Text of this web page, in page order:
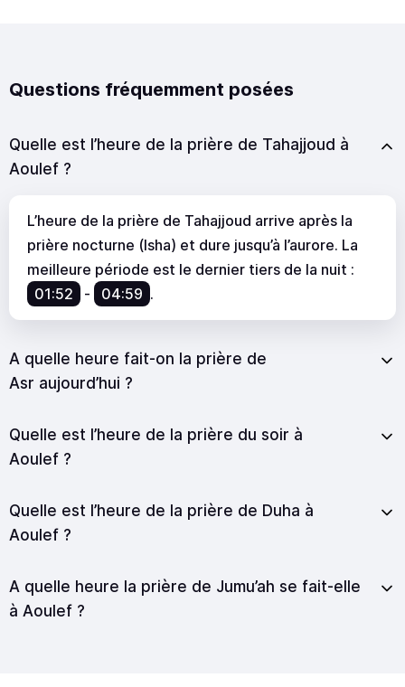
Questions fréquemment posées
Quelle est l’heure de la prière de Tahajjoud à
Aoulef ?
L’heure de la prière de Tahajjoud arrive après la
prière nocturne (Isha) et dure jusqu’à l’aurore. La
meilleure période est le dernier tiers de la nuit :
01:52
- 04:59 .
A quelle heure fait-on la prière de
Asr aujourd’hui ?
Quelle est l’heure de la prière du soir à
Aoulef ?
Quelle est l’heure de la prière de Duha à
Aoulef ?
A quelle heure la prière de Jumu’ah se fait-elle
à Aoulef ?